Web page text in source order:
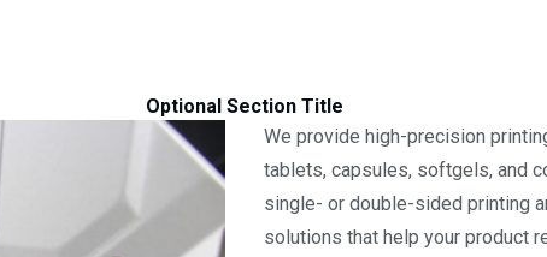
Optional Section Title
We provide high-precision
tablets, capsules, softgels, and
single- or double-sided printing
solutions that help your product